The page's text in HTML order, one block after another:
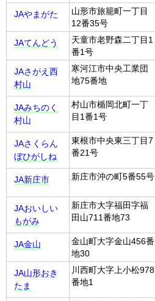
JAやまがた
山形市旅籠町一丁目
12番35号
JAてんどう
天童市老野森二丁目1
番1号
JAさがえ西
村山
寒河江市中央工業団
地75番地
JAみちのく
村山
村山市楯岡北町一丁
目1番1号
JAさくらん
ぼひがしね
東根市中央東三丁目7
番21号
JA新庄市 新庄市沖の町5番55号
JAおいしい
もがみ
新庄市大字福田字福
田山711番地73
JA金山
金山町大字金山456番
地30
JA山形おき
たま
川西町大字上小松978
番地1